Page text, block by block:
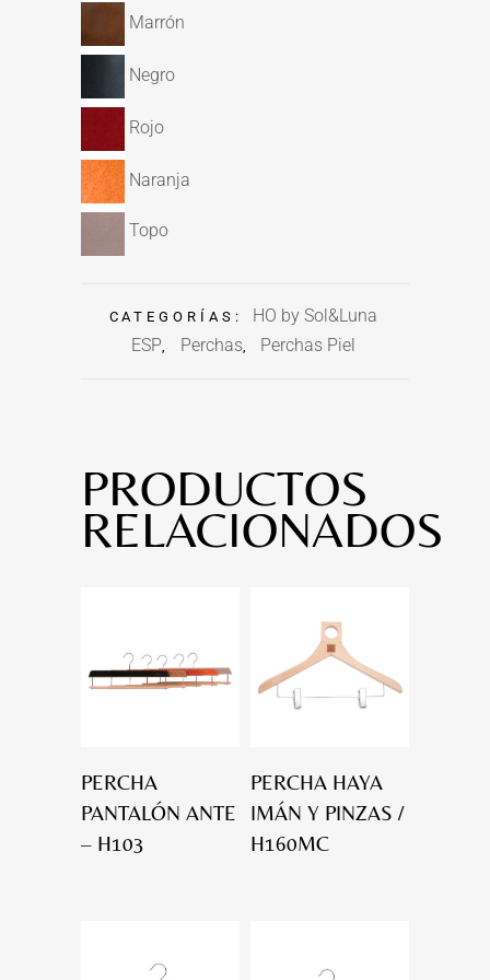
Marrón
Negro
Rojo
Naranja
Topo
CATEGORÍAS:
HO by Sol&Luna
ESP, Perchas, Perchas Piel
PRODUCTOS
RELACIONADOS
PERCHA
PANTALÓN ANTE
– H103
PERCHA HAYA
IMÁN Y PINZAS /
H160MC